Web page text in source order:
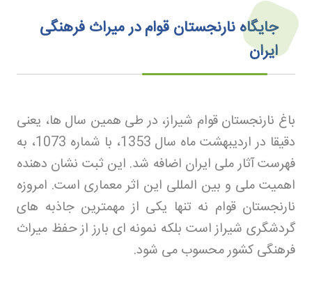
جایگاه نارنجستان قوام در میراث فرهنگی
ایران
باغ نارنجستان قوام شیراز، در طی همین سال ها، یعنی
دقیقا در اردیبهشت ماه سال 1353، با شماره 1073، به
فهرست آثار ملی ایران اضافه شد. این ثبت نشان دهنده
اهمیت ملی و بین المللی این اثر معماری است. امروزه
نارنجستان قوام نه تنها یکی از مهمترین جاذبه های
گردشگری شیراز است بلکه نمونه ای بارز از حفظ میراث
فرهنگی کشور محسوب می شود.